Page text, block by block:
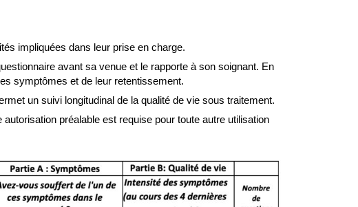
impliquées dans leur prise en charge.
avant sa venue et le rapporte à son soignant. En
symptômes et de leur retentissement.
un suivi longitudinal de la qualité de vie sous traitement.
préalable est requise pour toute autre utilisation